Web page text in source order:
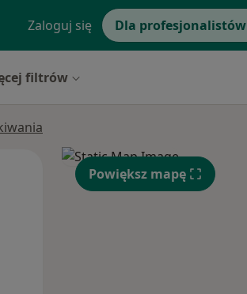
Zaloguj się Dla profesjonalistów
filtrów
Śr, Czw,
Powiększ mapę